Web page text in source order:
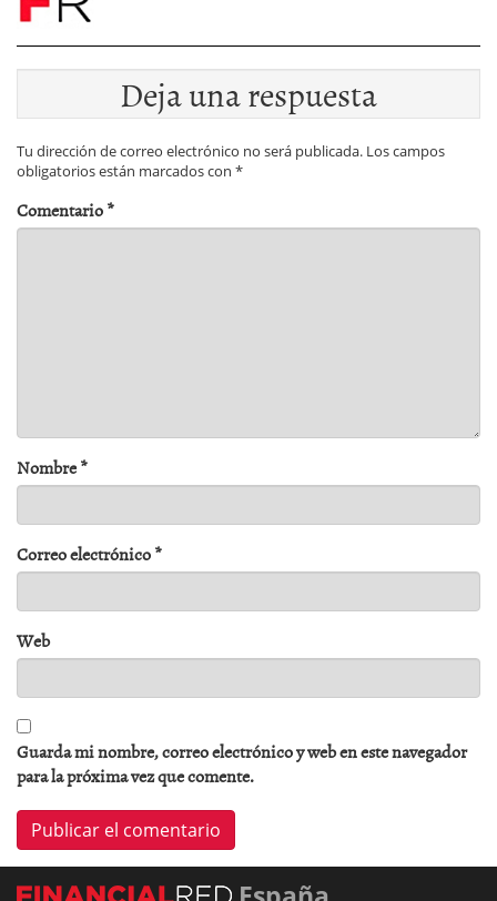
Deja una respuesta
Tu dirección de correo electrónico no será publicada. Los campos
obligatorios están marcados con *
Comentario*
Nombre*
Correo electrónico*
Web
Guarda mi nombre, correo electrónico y web en este navegador
para la próxima vez que comente.